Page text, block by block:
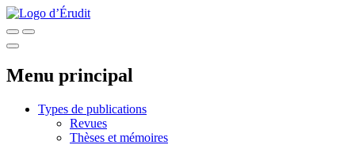
Menu principal
Types de publications
Revues
Thèses et mémoires